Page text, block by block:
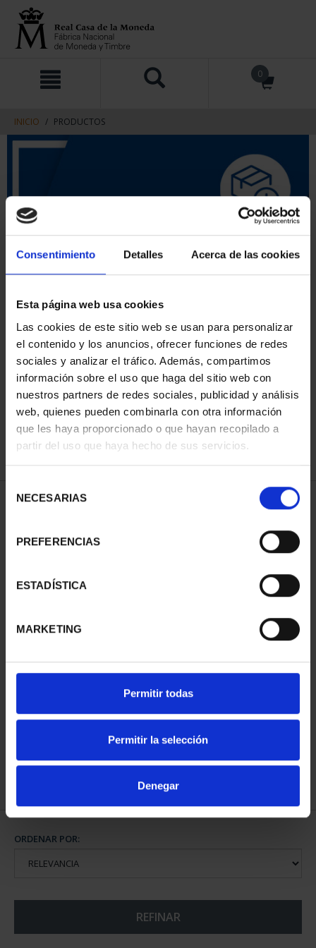
Consentimiento Detalles Acerca de las cookies
Esta página web usa cookies
Las cookies de este sitio web se usan para personalizar
el contenido y los anuncios, ofrecer funciones de redes
sociales y analizar el tráfico. Además, compartimos
información sobre el uso que haga del sitio web con
nuestros partners de redes sociales, publicidad y análisis
web, quienes pueden combinarla con otra información
que les haya proporcionado o que hayan recopilado a
partir del uso que haya hecho de sus servicios.
NECESARIAS
PREFERENCIAS
ESTADÍSTICA
MARKETING
Permitir todas
Permitir la selección
Denegar
contenido
navegacin
0
INICIO PRODUCTOS
ORDENAR POR:
REFINAR
1 Productos encontrados
EMILIA PARDO BAZÁN
140,00 €
ORDENAR POR:
REFINAR